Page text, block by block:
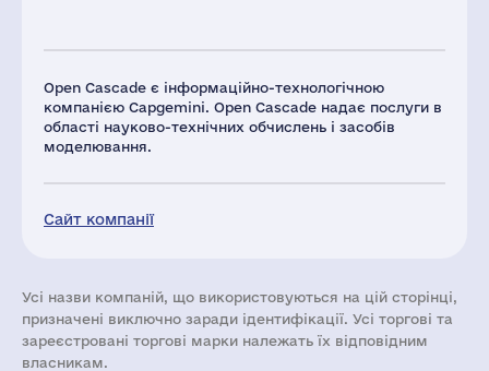
Open Cascade є інформаційно-технологічною
компанією Capgemini. Open Cascade надає послуги в
області науково-технічних обчислень і засобів
моделювання.
Сайт компанії
Усі назви компаній, що використовуються на цій сторінці,
призначені виключно заради ідентифікації. Усі торгові та
зареєстровані торгові марки належать їх відповідним
власникам.